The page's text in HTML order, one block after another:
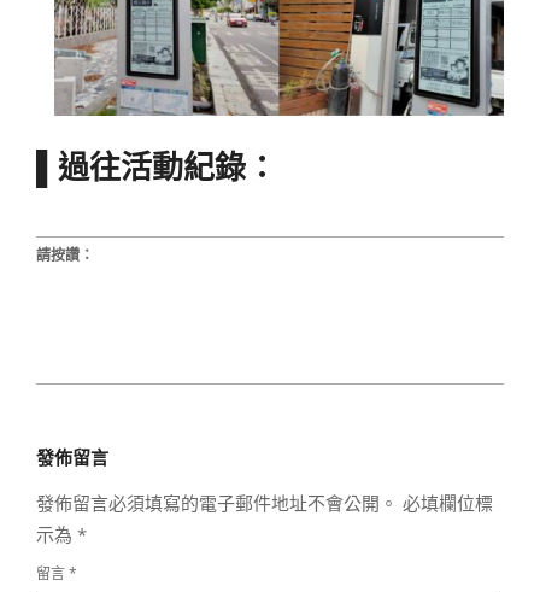
▌過往活動紀錄：
請按讚：
31
發佈留言
發佈留言必須填寫的電子郵件地址不會公開。 必填欄位標
示為 *
留言*